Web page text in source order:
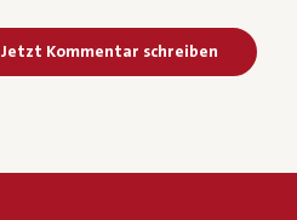
Jetzt Kommentar schreiben